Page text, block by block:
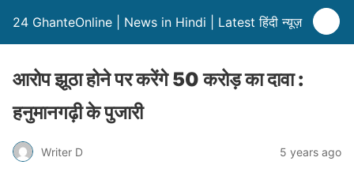
24 GhanteOnline | News in Hindi | Latest हिंदी न्यूज़
आरोप झूठा होने पर करेंगे 50 करोड़ का दावा :
हनुमानगढ़ी के पुजारी
Writer D 5 years ago